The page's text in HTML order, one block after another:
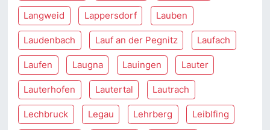
Langweid Lappersdorf Lauben
Laudenbach Lauf an der Pegnitz Laufach
Laufen Laugna Lauingen Lauter
Lauterhofen Lautertal Lautrach
Lechbruck Legau Lehrberg Leiblfing